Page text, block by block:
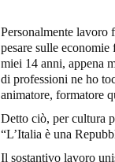
Personalmente lavoro
pesare sulle
miei 14 anni, appena
di professioni ne ho
animatore, formatore
Detto ciò, per cultura
“L’Italia è una
Il sostantivo lavoro